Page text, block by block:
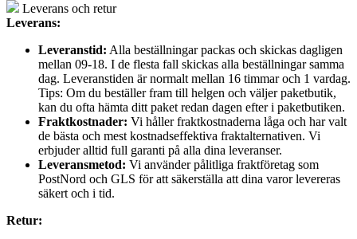
Leverans och retur
Leverans:
Leveranstid: Alla beställningar packas och skickas dagligen
mellan 09-18. I de flesta fall skickas alla beställningar samma
dag. Leveranstiden är normalt mellan 16 timmar och 1 vardag.
Tips: Om du beställer fram till helgen och väljer paketbutik,
kan du ofta hämta ditt paket redan dagen efter i paketbutiken.
Fraktkostnader: Vi håller fraktkostnaderna låga och har valt
de bästa och mest kostnadseffektiva fraktalternativen. Vi
erbjuder alltid full garanti på alla dina leveranser.
Leveransmetod: Vi använder pålitliga fraktföretag som
PostNord och GLS för att säkerställa att dina varor levereras
säkert och i tid.
Retur: